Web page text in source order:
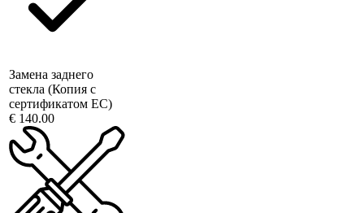
Замена заднего
стекла (Копия с
сертификатом ЕС)
€ 140.00